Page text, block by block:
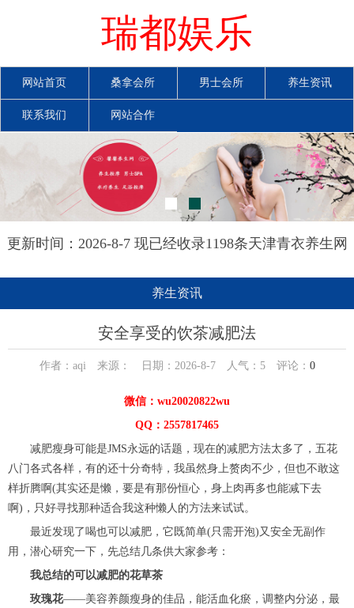
瑞都娱乐
网站首页 桑拿会所 男士会所 养生资讯
联系我们 网站合作
更新时间：2026-8-7 现已经收录1198条天津青衣养生网
养生资讯
安全享受的饮茶减肥法
作者：aqi 来源： 日期：2026-8-7 人气： 5评论： 0
微信：wu20020822wu
QQ：2557817465
减肥瘦身可能是JMS永远的话题，现在的减肥方法太多了，五花
八门各式各样，有的还十分奇特，我虽然身上赘肉不少，但也不敢这
样折腾啊(其实还是懒，要是有那份恒心，身上肉再多也能减下去
啊)，只好寻找那种适合我这种懒人的方法来试试。
最近发现了喝也可以减肥，它既简单(只需开泡)又安全无副作
用，潜心研究一下，先总结几条供大家参考：
我总结的可以减肥的花草茶
玫瑰花——美容养颜瘦身的佳品，能活血化瘀，调整内分泌，最